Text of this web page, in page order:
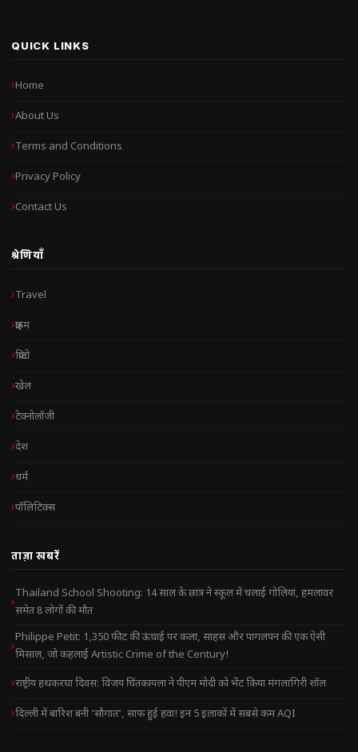
QUICK LINKS
Home
About Us
Terms and Conditions
Privacy Policy
Contact Us
श्रेणियाँ
Travel
क्राइम
क्रिप्टो
खेल
टेक्नोलॉजी
देश
धर्म
पॉलिटिक्स
ताज़ा खबरें
Thailand School Shooting: 14 साल के छात्र ने स्कूल में चलाई गोलियां, हमलावर
समेत 8 लोगों की मौत
Philippe Petit: 1,350 फीट की ऊंचाई पर कला, साहस और पागलपन की एक ऐसी
मिसाल, जो कहलाई Artistic Crime of the Century!
राष्ट्रीय हथकरघा दिवस: विजय चिंतकायला ने पीएम मोदी को भेंट किया मंगलागिरी शॉल
दिल्ली में बारिश बनी ‘सौगात’, साफ हुई हवा! इन 5 इलाकों में सबसे कम AQI